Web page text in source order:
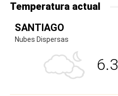
Temperatura actual
SANTIAGO
Nubes Dispersas
6.3